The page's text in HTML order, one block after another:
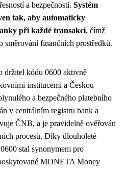
a bezpečností. Systém
tak, aby automaticky
při každé transakci, čímž
finančních prostředků.
kódu 0600 aktivně
institucemi a Českou
a bezpečného platebního
v centrálním registru bank a
ČNB, a je pravidelně ověřován
procesů. Díky dlouholeté
stal synonymem pro
MONETA Money